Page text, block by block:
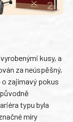
kusy, a
za neúspěšný,
zajímavý pokus
typu byla
míry